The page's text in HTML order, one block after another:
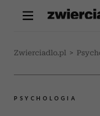
Zwierciadlo.pl >
PSYCHOLOGIA